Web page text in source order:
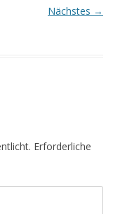
Nächstes →
Erforderliche